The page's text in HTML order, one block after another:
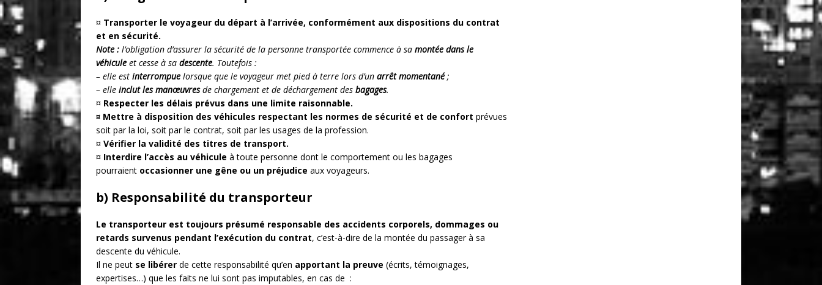
¤ Transporter le voyageur du départ à l’arrivée, conformément aux dispositions du contrat
et en sécurité.
Note : l’obligation d’assurer la sécurité de la personne transportée commence à sa montée dans le
véhicule et cesse à sa descente. Toutefois :
– elle est interrompue lorsque que le voyageur met pied à terre lors d’un arrêt momentané;
– elle inclut les manœuvresde chargement et de déchargement des bagages.
¤ Respecter les délais prévus dans une limite raisonnable.
¤ Mettre à disposition des véhicules respectant les normes de sécurité et de confort prévues
soit par la loi, soit par le contrat, soit par les usages de la profession.
¤ Vérifier la validité des titres de transport.
¤ Interdire l’accès au véhicule à toute personne dont le comportement ou les bagages
pourraient occasionner une gêne ou un préjudice aux voyageurs.
b) Responsabilité du transporteur
Le transporteur est toujours présumé responsable des accidents corporels, dommages ou
retards survenus pendant l’exécution du contrat, c’est-à-dire de la montée du passager à sa
descente du véhicule.
Il ne peut se libérer de cette responsabilité qu’en apportant la preuve (écrits, témoignages,
expertises…) que les faits ne lui sont pas imputables, en cas de :